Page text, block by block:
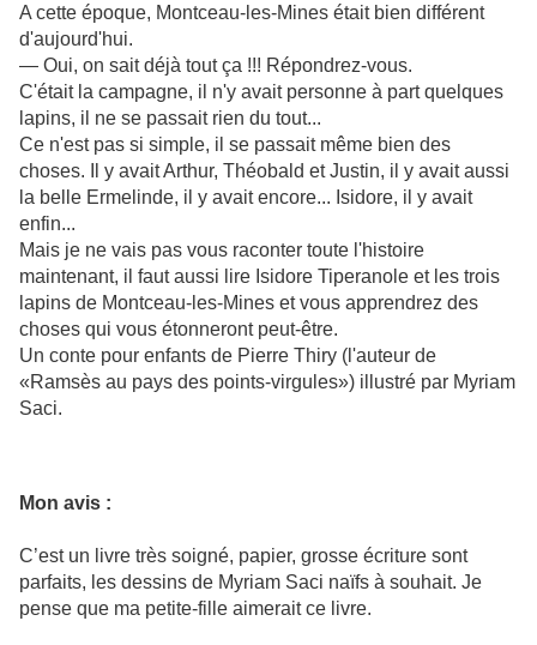
A cette époque, Montceau-les-Mines était bien différent
d'aujourd'hui.
— Oui, on sait déjà tout ça !!! Répondrez-vous.
C'était la campagne, il n'y avait personne à part quelques
lapins, il ne se passait rien du tout...
Ce n'est pas si simple, il se passait même bien des
choses. Il y avait Arthur, Théobald et Justin, il y avait aussi
la belle Ermelinde, il y avait encore... Isidore, il y avait
enfin...
Mais je ne vais pas vous raconter toute l'histoire
maintenant, il faut aussi lire Isidore Tiperanole et les trois
lapins de Montceau-les-Mines et vous apprendrez des
choses qui vous étonneront peut-être.
Un conte pour enfants de Pierre Thiry (l'auteur de
«Ramsès au pays des points-virgules») illustré par Myriam
Saci.
Mon avis :
C’est un livre très soigné, papier, grosse écriture sont
parfaits, les dessins de Myriam Saci naïfs à souhait. Je
pense que ma petite-fille aimerait ce livre.